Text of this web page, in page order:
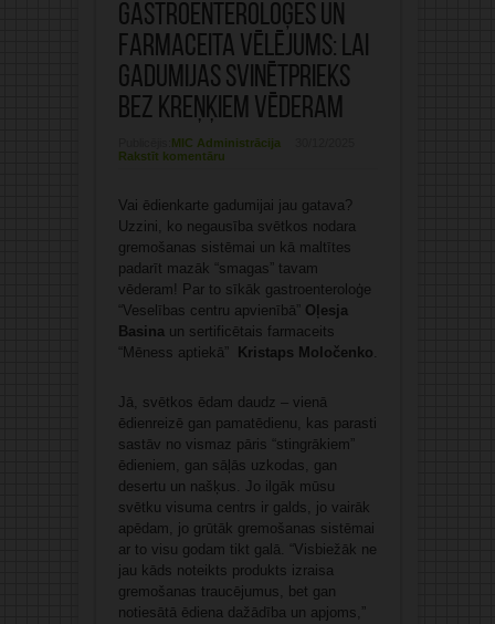
Gastroenteroloģes un
farmaceita vēlējums: Lai
gadumijas svinētprieks
bez kreņķiem vēderam
MIC Administrācija
Rakstīt komentāru
Vai ēdienkarte gadumijai jau gatava?
Uzzini, ko negausība svētkos nodara
gremošanas sistēmai un kā maltītes
padarīt mazāk “smagas” tavam
vēderam! Par to sīkāk gastroenteroloģe
“Veselības centru apvienībā” Oļesja
Basinaun sertificētais farmaceits
“Mēness aptiekā”
Kristaps Moločenko.
Jā, svētkos ēdam daudz – vienā
ēdienreizē gan pamatēdienu, kas parasti
sastāv no vismaz pāris “stingrākiem”
ēdieniem, gan sāļās uzkodas, gan
desertu un našķus. Jo ilgāk mūsu
svētku visuma centrs ir galds, jo vairāk
apēdam, jo grūtāk gremošanas sistēmai
ar to visu godam tikt galā. “Visbiežāk ne
jau kāds noteikts produkts izraisa
gremošanas traucējumus, bet gan
notiesātā ēdiena dažādība un apjoms,”